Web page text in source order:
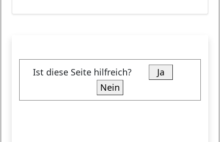
Ist diese Seite hilfreich?
Ja
Nein